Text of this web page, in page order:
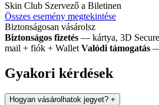
Skin Club Szervező a Biletinen
Összes esemény megtekintése
Biztonságosan vásárolsz
Biztonságos fizetés — kártya, 3D Secure
mail + fiók + Wallet Valódi támogatás —
Gyakori kérdések
Hogyan vásárolhatok jegyet? +